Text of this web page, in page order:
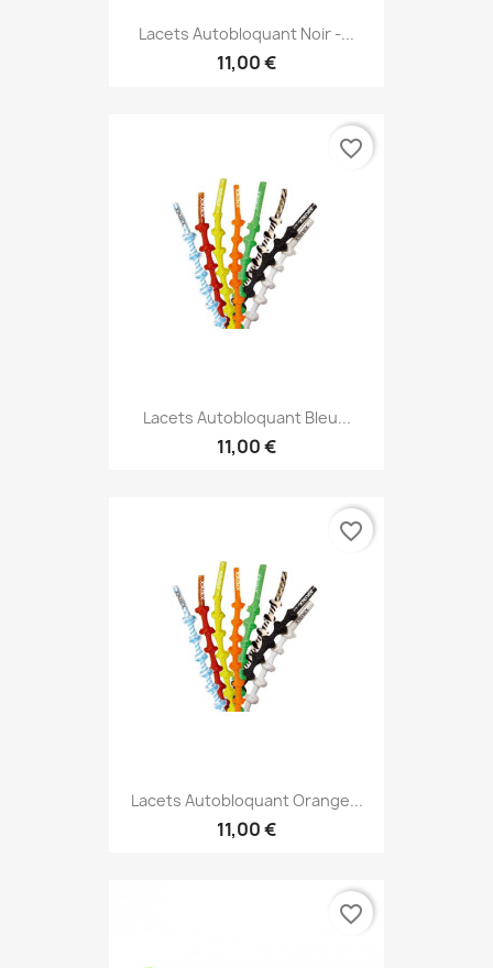
Lacets Autobloquant Noir -...
11,00 €
Lacets Autobloquant Bleu...
11,00 €
favorite_border
Lacets Autobloquant Orange...
11,00 €
favorite_border
favorite_border